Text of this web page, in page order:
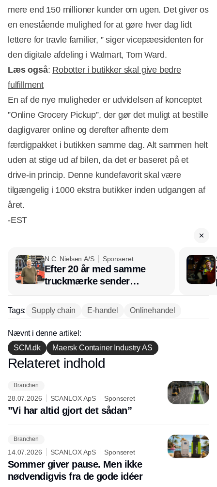
mere end 150 millioner kunder om ugen. Det giver os
en enestående mulighed for at gøre hver dag lidt
lettere for travle familier, ” siger vicepæesidenten for
den digitale afdeling i Walmart, Tom Ward.
Læs også: Robotter i butikker skal give bedre
fulfillment
En af de nye muligheder er udvidelsen af konceptet
”Online Grocery Pickup”, der gør det muligt at bestille
dagligvarer online og derefter afhente dem
færdigpakket i butikken samme dag. Alt sammen helt
uden at stige ud af bilen, da det er baseret på et
drive-in princip. Denne kundefavorit skal være
tilgængelig i 1000 ekstra butikker inden udgangen af
året.
-EST
N.C. Nielsen A/S Sponseret
Efter 20 år med samme
truckmærke sender
lagerchef stafetten videre
hos INOX
Tags: Supply chain E-handel Onlinehandel
Nævnt i denne artikel:
SCM.dk
Maersk Container Industry AS
Annonce
Relateret indhold
Branchen
28.07.2026 SCANLOX ApS Sponseret
”Vi har altid gjort det sådan”
Branchen
14.07.2026 SCANLOX ApS Sponseret
Sommer giver pause. Men ikke
nødvendigvis fra de gode idéer